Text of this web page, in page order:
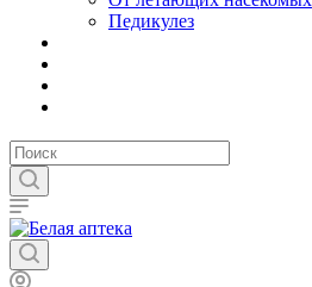
Педикулез